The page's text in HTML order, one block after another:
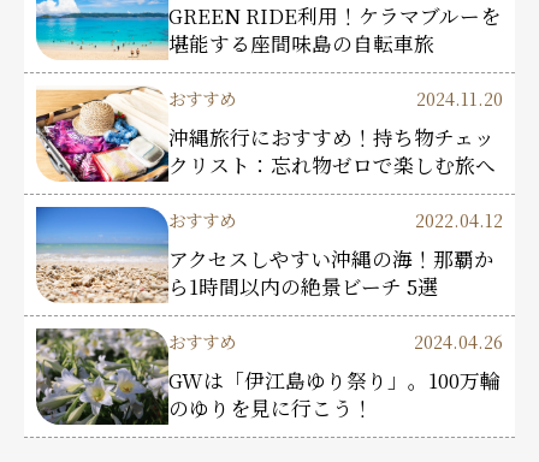
GREEN RIDE利用！ケラマブルーを
堪能する座間味島の自転車旅
おすすめ 2024.11.20
沖縄旅行におすすめ！持ち物チェッ
クリスト：忘れ物ゼロで楽しむ旅へ
おすすめ 2022.04.12
アクセスしやすい沖縄の海！那覇か
ら1時間以内の絶景ビーチ 5選
おすすめ 2024.04.26
GWは「伊江島ゆり祭り」。100万輪
のゆりを見に行こう！